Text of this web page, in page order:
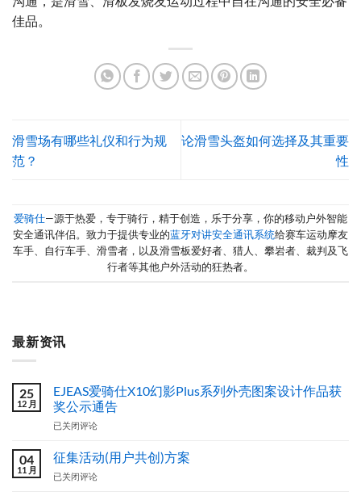
佳品。
滑雪场有哪些礼仪和行为规
范？
论滑雪头盔如何选择及其重要
性
爱骑仕—源于热爱，专于骑行，精于创造，乐于分享，你的移动户外智能
安全通讯伴侣。致力于提供专业的蓝牙对讲安全通讯系统给赛车运动摩友
车手、自行车手、滑雪者，以及滑雪板爱好者、猎人、攀岩者、裁判及飞
行者等其他户外活动的狂热者。
最新资讯
25
12 月
EJEAS爱骑仕X10幻影Plus系列外壳图案设计作品获
奖公示通告
EJEAS
骑
仕
X10
已关闭评论
04
11 月
征集活动(用户共创)方案
征
已关闭评论